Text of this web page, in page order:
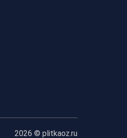
2026 © plitkaoz.ru